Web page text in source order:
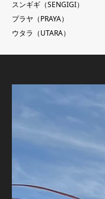
スンギギ（SENGIGI）
プラヤ（PRAYA）
ウタラ（UTARA）